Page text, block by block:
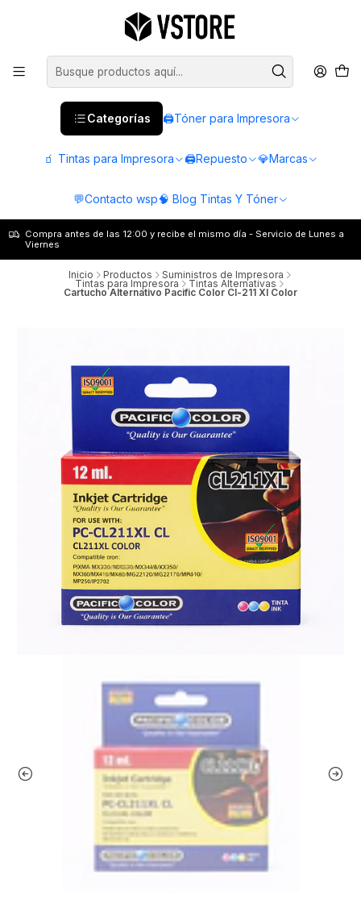
Categorías 🖨️Tóner para Impresora
🧃 Tintas para Impresora 🖨️Repuesto 💎Marcas
💬Contacto wsp🧠 Blog Tintas Y Tóner
Compra antes de las 12:00 y recibe el mismo día - Servicio de Lunes a
Viernes
Inicio Productos Suministros de Impresora
Tintas para Impresora Tintas Alternativas
Cartucho Alternativo Pacific Color Cl-211 Xl Color